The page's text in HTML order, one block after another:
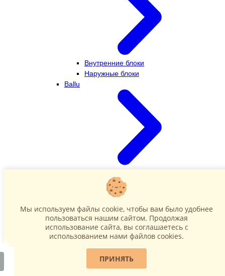
Внутренние блоки
Наружные блоки
Ballu
Наружные блоки
Мы используем файлы cookie, чтобы вам было удобнее
пользоваться нашим сайтом. Продолжая
использование сайта, вы соглашаетесь c
использованием нами файлов cookies.
ПРИНЯТЬ